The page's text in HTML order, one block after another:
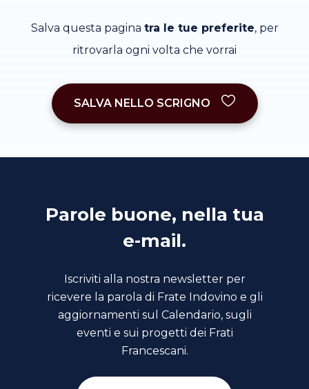
Salva questa pagina tra le tue preferite, per
ritrovarla ogni volta che vorrai
SALVA NELLO SCRIGNO
Parole buone, nella tua
e-mail.
Iscriviti alla nostra newsletter per
ricevere la parola di Frate Indovino e gli
aggiornamenti sul Calendario, sugli
eventi e sui progetti dei Frati
Francescani.